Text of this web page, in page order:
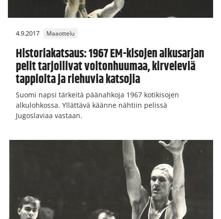
4.9.2017 Maaottelu
Historiakatsaus: 1967 EM-kisojen alkusarjan
pelit tarjoilivat voitonhuumaa, kirveleviä
tappioita ja riehuvia katsojia
Suomi napsi tärkeitä päänahkoja 1967 kotikisojen
alkulohkossa. Yllättävä käänne nähtiin pelissä
Jugoslaviaa vastaan.